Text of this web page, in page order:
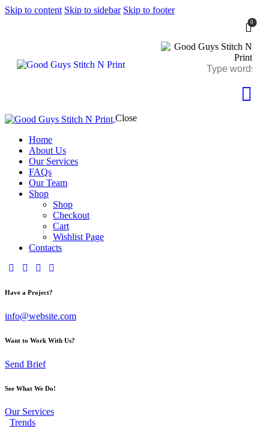
Skip to content Skip to sidebar Skip to footer
0
Close
Home
About Us
Our Services
FAQs
Our Team
Shop
Shop
Checkout
Cart
Wishlist Page
Contacts
Have a Project?
info@website.com
Want to Work With Us?
Send Brief
See What We Do!
Our Services
Trends